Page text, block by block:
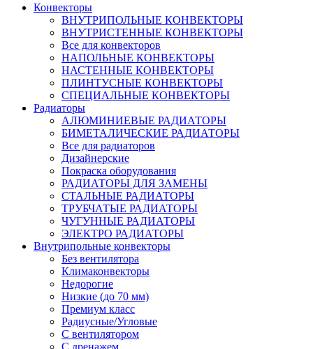
Конвекторы
ВНУТРИПОЛЬНЫЕ КОНВЕКТОРЫ
ВНУТРИСТЕННЫЕ КОНВЕКТОРЫ
Все для конвекторов
НАПОЛЬНЫЕ КОНВЕКТОРЫ
НАСТЕННЫЕ КОНВЕКТОРЫ
ПЛИНТУСНЫЕ КОНВЕКТОРЫ
СПЕЦИАЛЬНЫЕ КОНВЕКТОРЫ
Радиаторы
АЛЮМИНИЕВЫЕ РАДИАТОРЫ
БИМЕТАЛИЧЕСКИЕ РАДИАТОРЫ
Все для радиаторов
Дизайнерские
Покраска оборудования
РАДИАТОРЫ ДЛЯ ЗАМЕНЫ
СТАЛЬНЫЕ РАДИАТОРЫ
ТРУБЧАТЫЕ РАДИАТОРЫ
ЧУГУННЫЕ РАДИАТОРЫ
ЭЛЕКТРО РАДИАТОРЫ
Внутрипольные конвекторы
Без вентилятора
Климаконвекторы
Недорогие
Низкие (до 70 мм)
Премиум класс
Радиусные/Угловые
С вентилятором
С дренажем